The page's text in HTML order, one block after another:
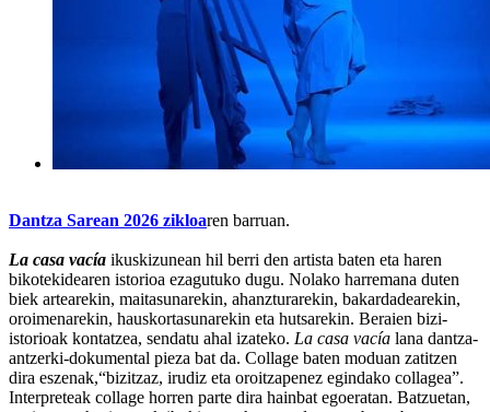
Dantza Sarean 2026 zikloaren barruan.
La casa vacía ikuskizunean hil berri den artista baten eta haren
bikotekidearen istorioa ezagutuko dugu. Nolako harremana duten
biek artearekin, maitasunarekin, ahanzturarekin, bakardadearekin,
oroimenarekin, hauskortasunarekin eta hutsarekin. Beraien bizi-
istorioak kontatzea, sendatu ahal izateko. La casa vacía lana dantza-
antzerki-dokumental pieza bat da. Collage baten moduan zatitzen
dira eszenak,“bizitzaz, irudiz eta oroitzapenez egindako collagea”.
Interpreteak collage horren parte dira hainbat egoeratan. Batzuetan,